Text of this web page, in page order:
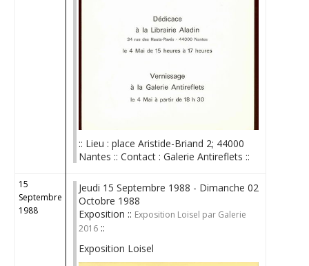
:: Lieu : place Aristide-Briand 2; 44000
Nantes :: Contact : Galerie Antireflets ::
15
Septembre
1988
Jeudi 15 Septembre 1988 - Dimanche 02
Octobre 1988
Exposition :: Exposition Loisel par Galerie
2016 ::
Exposition Loisel